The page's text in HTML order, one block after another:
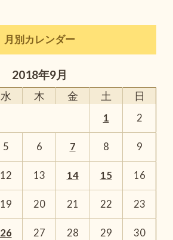
月別カレンダー
2018年9月
水 木 金 土 日
1 2
5 6 7 8 9
12 13 14 15 16
19 20 21 22 23
26 27 28 29 30